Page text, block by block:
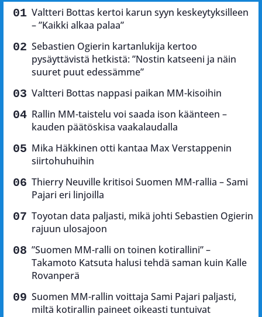
Valtteri Bottas kertoi karun syyn keskeytyksilleen
– ”Kaikki alkaa palaa”
Sebastien Ogierin kartanlukija kertoo
pysäyttävistä hetkistä: ”Nostin katseeni ja näin
suuret puut edessämme”
Valtteri Bottas nappasi paikan MM-kisoihin
Rallin MM-taistelu voi saada ison käänteen –
kauden päätöskisa vaakalaudalla
Mika Häkkinen otti kantaa Max Verstappenin
siirtohuhuihin
Thierry Neuville kritisoi Suomen MM-rallia – Sami
Pajari eri linjoilla
Toyotan data paljasti, mikä johti Sebastien Ogierin
rajuun ulosajoon
”Suomen MM-ralli on toinen kotirallini” –
Takamoto Katsuta halusi tehdä saman kuin Kalle
Rovanperä
Suomen MM-rallin voittaja Sami Pajari paljasti,
miltä kotirallin paineet oikeasti tuntuivat